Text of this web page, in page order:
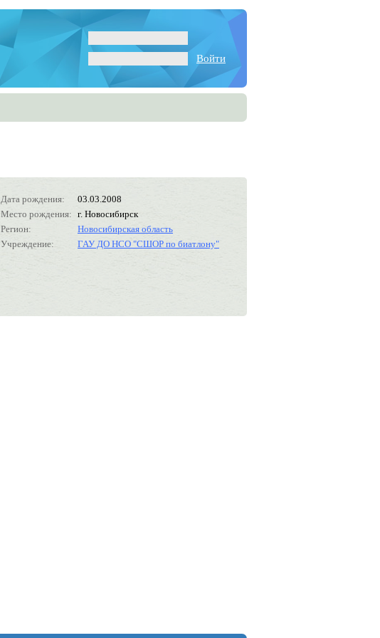
Войти
Дата рождения:
03.03.2008
Место рождения: г. Новосибирск
Регион:
Новосибирская область
Учреждение:
ГАУ ДО НСО "СШОР по биатлону"